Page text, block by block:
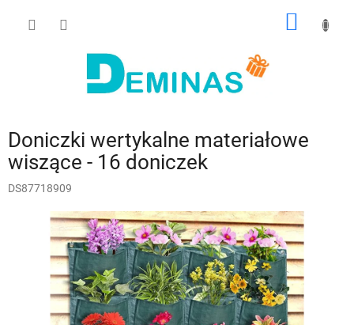
Doniczki wertykalne materiałowe
wiszące - 16 doniczek
DS87718909